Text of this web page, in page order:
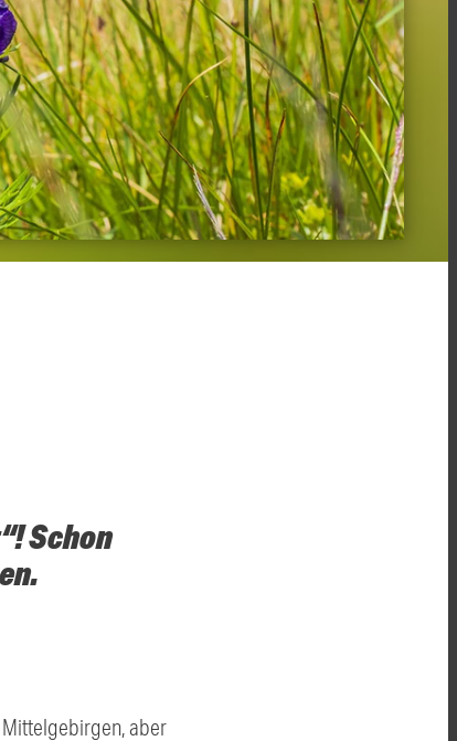
Schon
Mittelgebirgen, aber